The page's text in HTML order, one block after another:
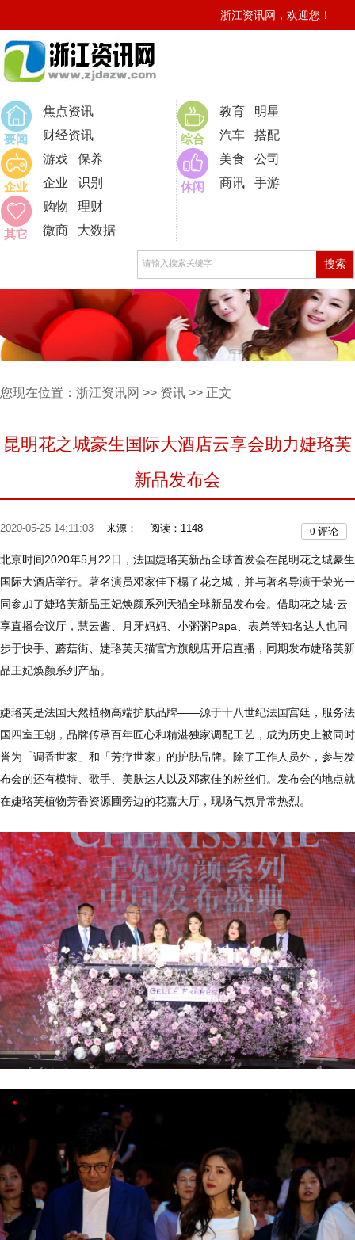
浙江资讯网，欢迎您！
要闻
焦点资讯
财经资讯
综合
教育
明星
汽车
搭配
企业
游戏
保养
企业
识别 休闲
美食
公司
商讯
手游
其它
购物
理财
微商
大数据
您现在位置： 浙江资讯网 >> 资讯 >> 正文
昆明花之城豪生国际大酒店云享会助力婕珞芙
新品发布会
2020-05-25 14:11:03 来源： 阅读：1148 0 评论
北京时间2020年5月22日，法国婕珞芙新品全球首发会在昆明花之城豪生
国际大酒店举行。著名演员邓家佳下榻了花之城，并与著名导演于荣光一
同参加了婕珞芙新品王妃焕颜系列天猫全球新品发布会。借助花之城·云
享直播会议厅，慧云酱、月牙妈妈、小粥粥Papa、表弟等知名达人也同
步于快手、蘑菇街、婕珞芙天猫官方旗舰店开启直播，同期发布婕珞芙新
品王妃焕颜系列产品。
婕珞芙是法国天然植物高端护肤品牌——源于十八世纪法国宫廷，服务法
国四室王朝，品牌传承百年匠心和精湛独家调配工艺，成为历史上被同时
誉为「调香世家」和「芳疗世家」的护肤品牌。除了工作人员外，参与发
布会的还有模特、歌手、美肤达人以及邓家佳的粉丝们。发布会的地点就
在婕珞芙植物芳香资源圃旁边的花嘉大厅，现场气氛异常热烈。